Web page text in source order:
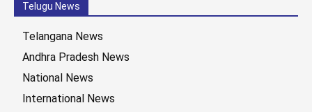
Telugu News
Telangana News
Andhra Pradesh News
National News
International News